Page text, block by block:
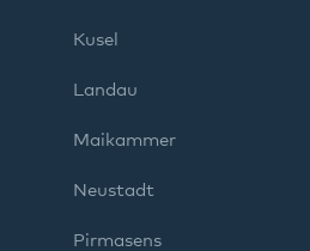
Kusel
Landau
Maikammer
Neustadt
Pirmasens